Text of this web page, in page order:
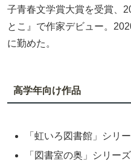
子青春文学賞大賞を受賞、
とこ』で作家デビュー。
に勤めた。
高学年向け作品
「虹いろ図書館」シリ
「図書室の奥」シリーズ